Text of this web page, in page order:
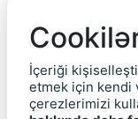
Neftçala
Oğuz
Ordubad
İçeriği
etmek için kendi
çerezlerimizi